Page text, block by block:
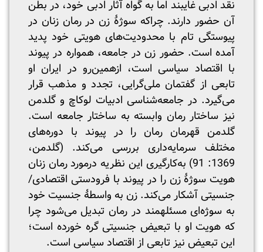
نقد ادبی غایبند اما به گواه آثار ادبی خود، در بطن
آن حضور دارند. چرا‌که سوژۀ زن در رمان زنان در
پیوستگی تام با محدودیت‌های هویتی خود پدید
آمده است. حضور زن در جامعه، همواره در پیوند
با اقتصاد سیاسی است، ازهمین‌رو در ایران او
تابعی از گفتمان ملی‌گرایی، تجدد و مذهب قرار
می‌گیرد. در جامعه‌شناسی ادبیات لوکاچ و گلدمن
نیز ساختار رمان وابسته به ساختار جامعه است.
گلدمن قهرمان رمان را در پیوند با دوره‌های
مختلف سرمایه‌داری بررسی می‌کند. (گلدمن،
1369: 91) به‌کارگیری این نظریه درمورد رمان زنان
هویت سوژۀ زن را در پیوند با فرودستی اقتصادی/
جنسیتی آشکار می‌کند. زن به واسطۀ جنسیت خود
به سوژه‌ای مسئله‎مند در رمان تبدیل می‌شود چرا
که هویت او با تبعیض جنسیتی گره خورده است؛
این تبعیض نیز تابعی از اقتصاد سیاسی است.